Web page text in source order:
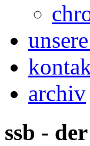
archiv
ssb -